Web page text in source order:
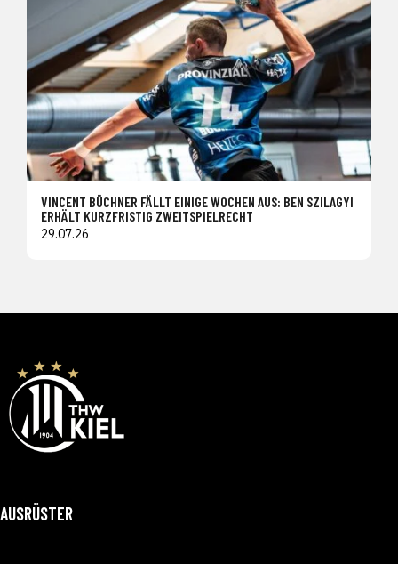
VINCENT BÜCHNER FÄLLT EINIGE WOCHEN AUS: BEN SZILAGYI
ERHÄLT KURZFRISTIG ZWEITSPIELRECHT
29.07.26
AUSRÜSTER